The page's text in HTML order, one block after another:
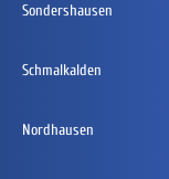
Sondershausen
Schmalkalden
Nordhausen